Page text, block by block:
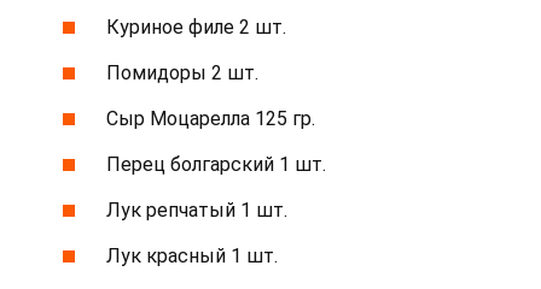
Куриное филе 2 шт.
Помидоры 2 шт.
Сыр Моцарелла 125 гр.
Перец болгарский 1 шт.
Лук репчатый 1 шт.
Лук красный 1 шт.